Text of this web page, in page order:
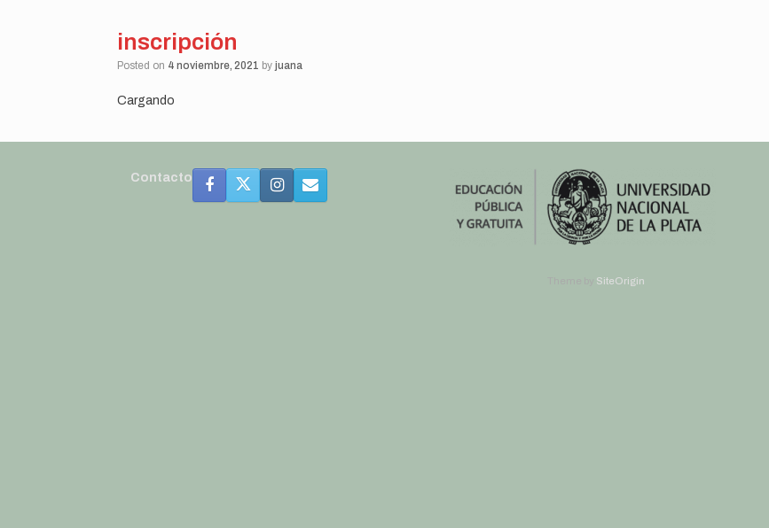
inscripción
Posted on 4 noviembre, 2021 by juana
Cargando
Contacto
SiteOrigin